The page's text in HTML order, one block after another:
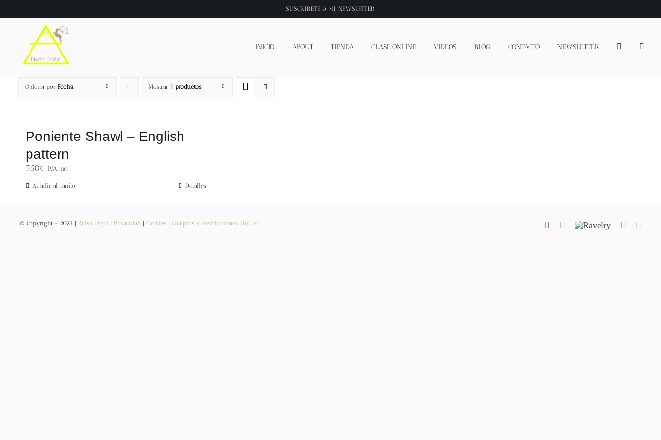
al
SUSCRÍBETE A MI NEWSLETTER
INICIO ABOUT TIENDA CLASE ONLINE VIDEOS BLOG CONTACTO NEWSLETTER
Ordena por Fecha Mostrar 1 productos
Poniente Shawl – English
pattern
7,50€ IVA inc.
Añadir al carrito Detalles
© Copyright – 2023 | Aviso Legal Privacidad Cookies| Compras y devoluciones| by SG